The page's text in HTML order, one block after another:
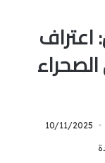
اعتراف
10/11/2025